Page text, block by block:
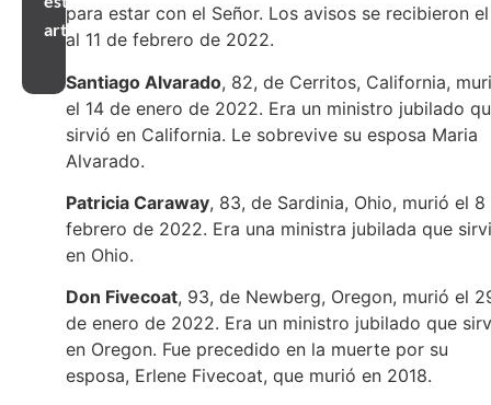
artículo
para estar con el Señor. Los avisos se recibieron
al 11 de febrero de 2022.
Santiago Alvarado, 82, de Cerritos, California,
el 14 de enero de 2022. Era un ministro jubilado
sirvió en California. Le sobrevive su esposa Maria
Alvarado.
Patricia Caraway, 83, de Sardinia, Ohio, murió el 8
febrero de 2022. Era una ministra jubilada que
en Ohio.
Don Fivecoat, 93, de Newberg, Oregon, murió el
de enero de 2022. Era un ministro jubilado que
en Oregon. Fue precedido en la muerte por su
esposa, Erlene Fivecoat, que murió en 2018.